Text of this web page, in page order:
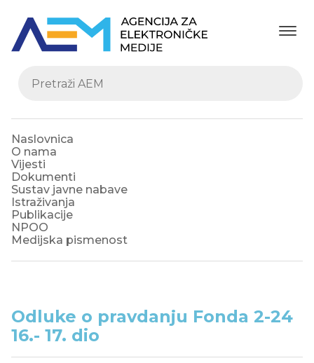
Naslovnica
O nama
Vijesti
Dokumenti
Sustav javne nabave
Istraživanja
Publikacije
NPOO
Medijska pismenost
Odluke o pravdanju Fonda 2-24
16.- 17. dio